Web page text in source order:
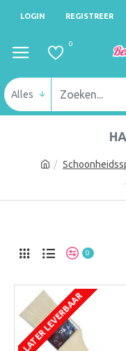
LOGIN REGISTREER
0
Alles
0
LATER LEVERBAAR